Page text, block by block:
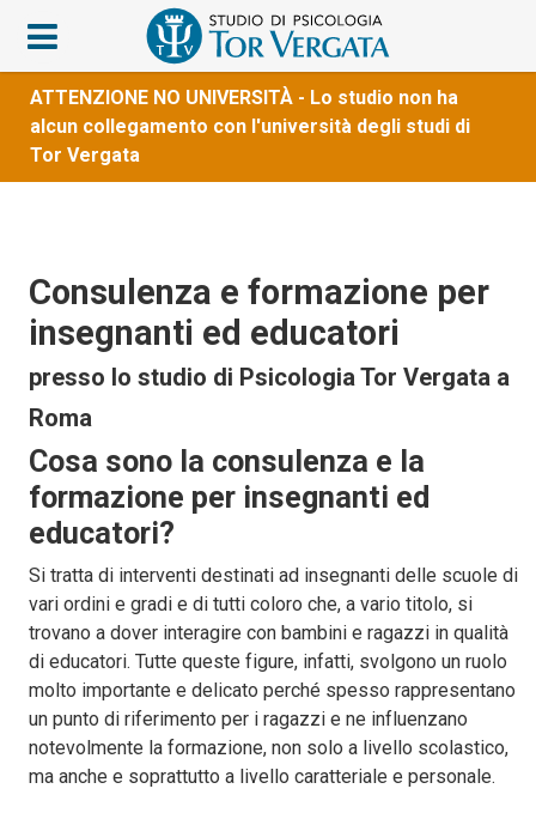
ATTENZIONE NO UNIVERSITÀ - Lo studio non ha
alcun collegamento con l'università degli studi di
Tor Vergata
Consulenza e formazione per
insegnanti ed educatori
presso lo studio di Psicologia Tor Vergata a
Roma
Cosa sono la consulenza e la
formazione per insegnanti ed
educatori?
Si tratta di interventi destinati ad insegnanti delle scuole di
vari ordini e gradi e di tutti coloro che, a vario titolo, si
trovano a dover interagire con bambini e ragazzi in qualità
di educatori. Tutte queste figure, infatti, svolgono un ruolo
molto importante e delicato perché spesso rappresentano
un punto di riferimento per i ragazzi e ne influenzano
notevolmente la formazione, non solo a livello scolastico,
ma anche e soprattutto a livello caratteriale e personale.